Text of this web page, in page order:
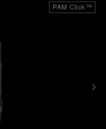
PAM Click™